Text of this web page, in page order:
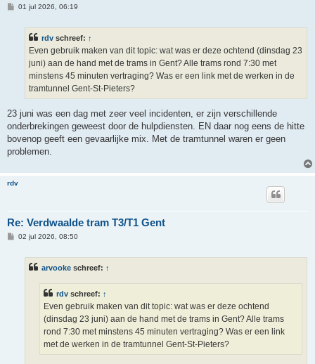
B01 jul 2026, 06:19
rdv schreef: ↑
Even gebruik maken van dit topic: wat was er deze ochtend (dinsdag 23
juni) aan de hand met de trams in Gent? Alle trams rond 7:30 met
minstens 45 minuten vertraging? Was er een link met de werken in de
tramtunnel Gent-St-Pieters?
23 juni was een dag met zeer veel incidenten, er zijn verschillende
onderbrekingen geweest door de hulpdiensten. EN daar nog eens de hitte
bovenop geeft een gevaarlijke mix. Met de tramtunnel waren er geen
problemen.
rdv
Re: Verdwaalde tram T3/T1 Gent
B02 jul 2026, 08:50
arvooke schreef: ↑
rdv schreef: ↑
Even gebruik maken van dit topic: wat was er deze ochtend
(dinsdag 23 juni) aan de hand met de trams in Gent? Alle trams
rond 7:30 met minstens 45 minuten vertraging? Was er een link
met de werken in de tramtunnel Gent-St-Pieters?